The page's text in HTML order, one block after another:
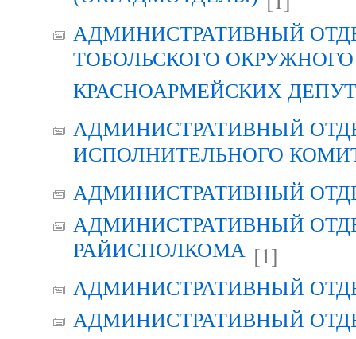
АДМИНИСТРАТИВНЫЙ
ТОБОЛЬСКОГО
КРАСНОАРМЕЙСКИХ
АДМИНИСТРАТИВНЫЙ
ИСПОЛНИТЕЛЬНОГО
АДМИНИСТРАТИВНЫЙ
АДМИНИСТРАТИВНЫЙ
РАЙИСПОЛКОМА [1]
АДМИНИСТРАТИВНЫЙ
АДМИНИСТРАТИВНЫЙ